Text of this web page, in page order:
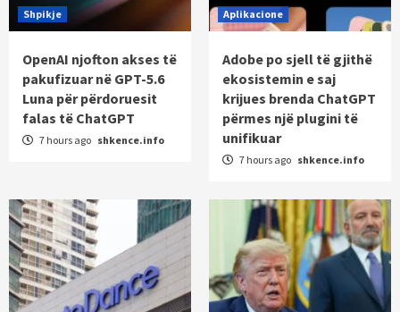
Shpikje
OpenAI njofton akses të
pakufizuar në GPT-5.6
Luna për përdoruesit
falas të ChatGPT
7 hours ago shkence.info
Aplikacione
Adobe po sjell të gjithë
ekosistemin e saj
krijues brenda ChatGPT
përmes një plugini të
unifikuar
7 hours ago shkence.info